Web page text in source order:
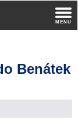
Benátek